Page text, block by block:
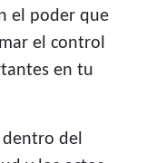
el poder que
el control
en tu
dentro del